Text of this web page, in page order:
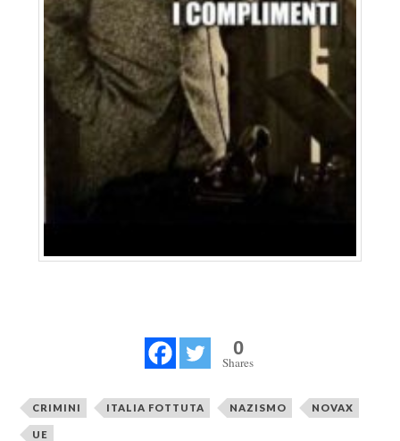
0
Shares
CRIMINI ITALIA FOTTUTA NAZISMO NOVAX
UE